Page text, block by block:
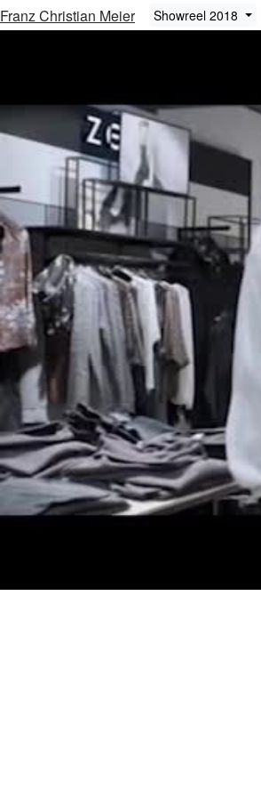
Franz Christian Meier Showreel 2018